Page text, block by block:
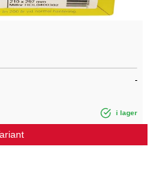
i lager